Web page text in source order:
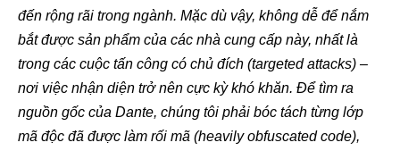
đến rộng rãi trong ngành. Mặc dù vậy, không dễ để nắm
bắt được sản phẩm của các nhà cung cấp này, nhất là
trong các cuộc tấn công có chủ đích (targeted attacks) –
nơi việc nhận diện trở nên cực kỳ khó khăn. Để tìm ra
nguồn gốc của Dante, chúng tôi phải bóc tách từng lớp
mã độc đã được làm rối mã (heavily obfuscated code),